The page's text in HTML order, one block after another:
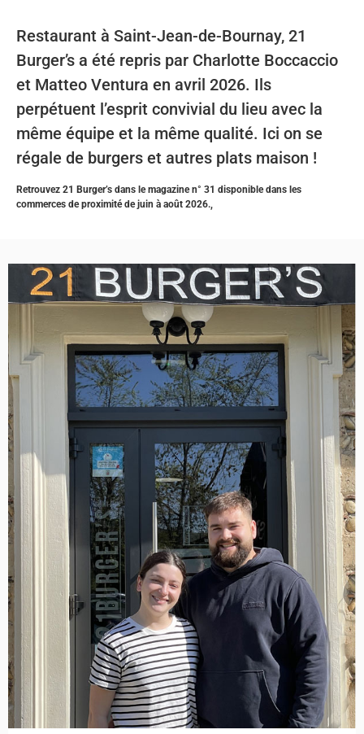
Restaurant à Saint-Jean-de-Bournay, 21
Burger’s a été repris par Charlotte Boccaccio
et Matteo Ventura en avril 2026. Ils
perpétuent l’esprit convivial du lieu avec la
même équipe et la même qualité. Ici on se
régale de burgers et autres plats maison !
Retrouvez 21 Burger’s dans le magazine n° 31 disponible dans les
commerces de proximité de juin à août 2026.,